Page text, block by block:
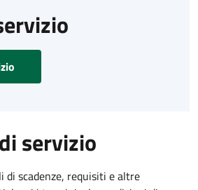
servizio
di scadenze, requisiti e altre